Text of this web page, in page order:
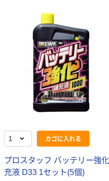
カゴに入れる
プロスタッフ バッテリー強
充液 D33 1セット(5個)
216h L1481
（税込）